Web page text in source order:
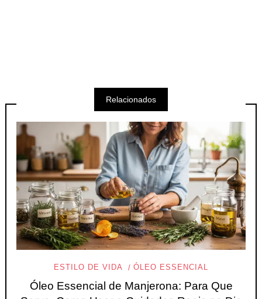
Relacionados
ESTILO DE VIDA ÓLEO ESSENCIAL
Óleo Essencial de Manjerona: Para Que